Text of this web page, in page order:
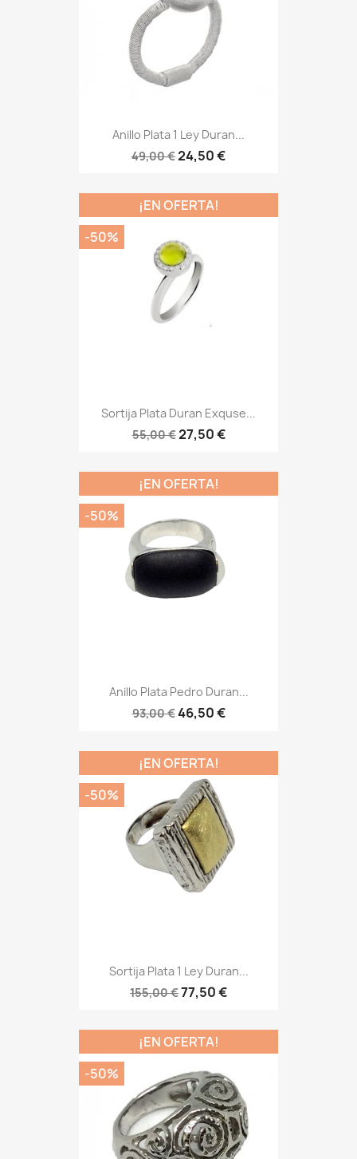
Anillo Plata 1 Ley Duran...
49,00 €24,50 €
Sortija Plata Duran Exquse...
55,00 €27,50 €
¡EN OFERTA!
-50%
Anillo Plata Pedro Duran...
93,00 €46,50 €
¡EN OFERTA!
-50%
Sortija Plata 1 Ley Duran...
155,00 €77,50 €
¡EN OFERTA!
-50%
¡EN OFERTA!
-50%